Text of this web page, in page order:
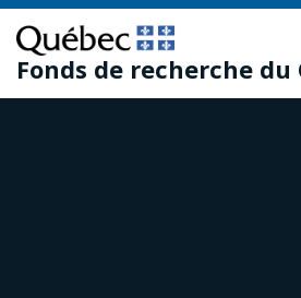
Passer
au
contenu
principal
Passer
au
pied
de
Fonds de recherche du